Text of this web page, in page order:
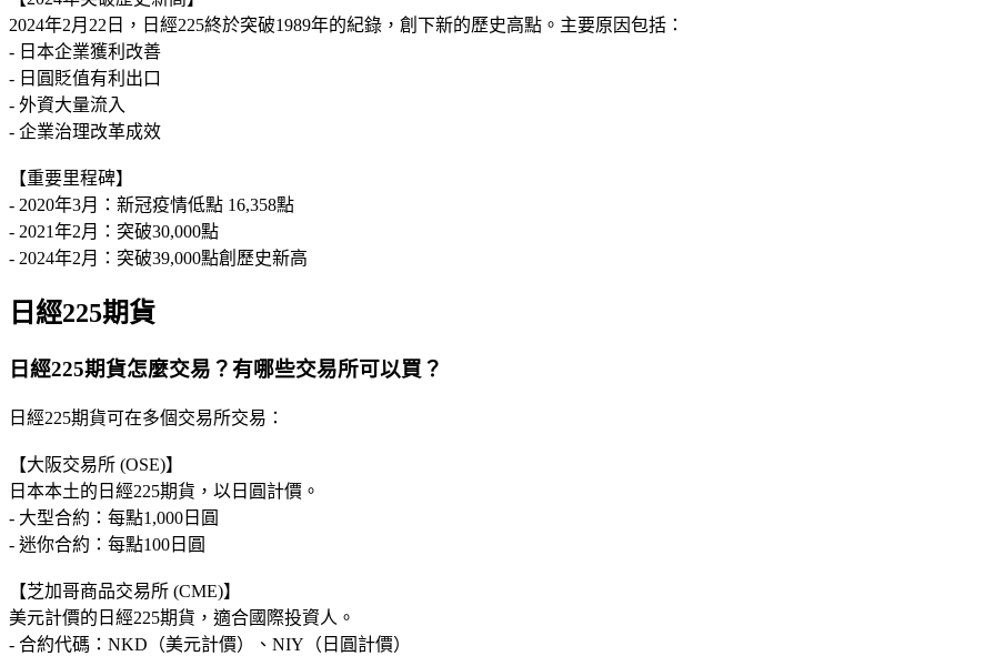
2024年2月22日，日經225終於突破1989年的紀錄，創下新的歷史高點。主要原因包括：
- 日本企業獲利改善
- 日圓貶值有利出口
- 外資大量流入
- 企業治理改革成效
【重要里程碑】
- 2020年3月：新冠疫情低點 16,358點
- 2021年2月：突破30,000點
- 2024年2月：突破39,000點創歷史新高
日經225期貨
日經225期貨怎麼交易？有哪些交易所可以買？
日經225期貨可在多個交易所交易：
【大阪交易所 (OSE)】
日本本土的日經225期貨，以日圓計價。
- 大型合約：每點1,000日圓
- 迷你合約：每點100日圓
【芝加哥商品交易所 (CME)】
美元計價的日經225期貨，適合國際投資人。
- 合約代碼：NKD（美元計價）、NIY（日圓計價）